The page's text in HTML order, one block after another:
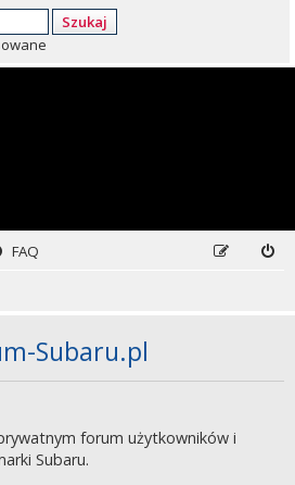
Szukaj
FAQ
Subaru.pl
forum użytkowników i
Subaru.